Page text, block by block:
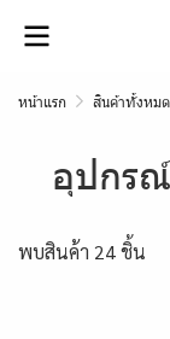
หน้าแรก สินค้าทั้งหมด
อุปกร
พบสินค้า 24 ชิ้น